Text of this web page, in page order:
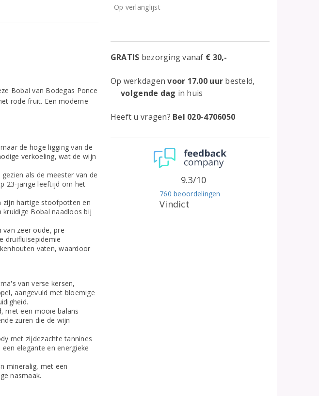
Bobal van Bodegas Ponce
rode fruit. Een moderne
de hoge ligging van de
verkoeling, wat de wijn
als de meester van de
23-jarige leeftijd om het
zijn hartige stoofpotten en
kruidige Bobal naadloos bij
zeer oude, pre-
druifluisepidemie
vaten, waardoor
van verse kersen,
aangevuld met bloemige
met een mooie balans
zuren die de wijn
met zijdezachte tannines
elegante en energieke
mineralig, met een
nasmaak.
Op verlanglijst
GRATIS bezorging vanaf € 30,-
Op werkdagenvoor 17.00 uur besteld,
volgende dag in huis
Heeft u vragen? Bel 020-4706050
Vindict
760 beoordelingen
9.3/10